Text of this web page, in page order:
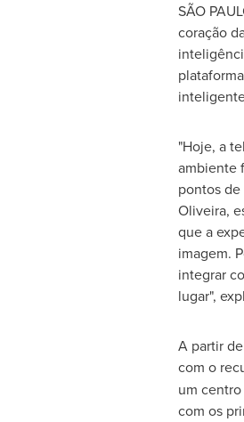
SÃO
coração
"Hoje, a
ambiente
pontos
Oliveira,
que a
imagem.
integrar
lugar",
A partir
com o
um
com os